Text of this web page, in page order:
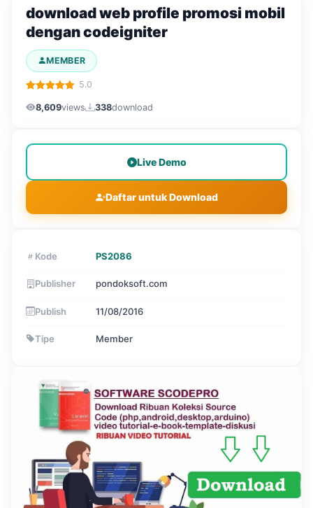
download web profile promosi mobil
dengan codeigniter
MEMBER
5.0
8,609views 338download
Live Demo
Daftar untuk Download
Kode PS2086
Publisher pondoksoft.com
Publish 11/08/2016
Tipe Member